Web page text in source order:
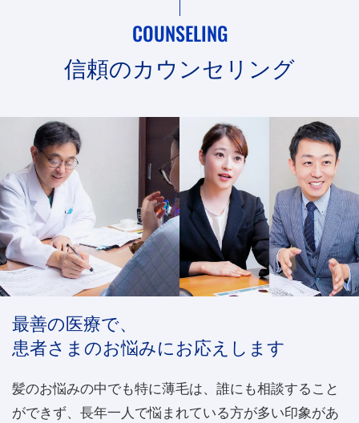
COUNSELING
信頼のカウンセリング
最善の医療で、
患者さまのお悩みにお応えします
髪のお悩みの中でも特に薄毛は、誰にも相談すること
ができず、長年一人で悩まれている方が多い印象があ